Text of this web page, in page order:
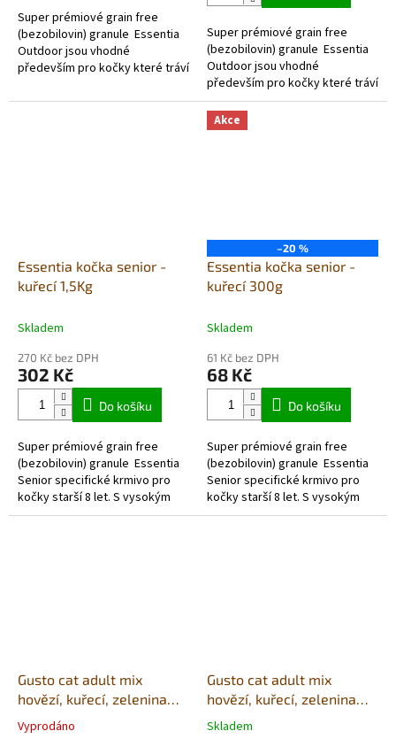
hvězdiček.
Super prémiové grain free
(bezobilovin) granule Essentia
Outdoor jsou vhodné
především pro kočky které tráví
Poskytují těm aktivnějším
Super prémiové grain free
(bezobilovin) granule Essentia
Outdoor jsou vhodné
především pro kočky které tráví
většinu času mimo domov.
Poskytují těm aktivnějším
kočkám spousty...
Essentia kočka senior -
kuřecí 1,5Kg
Skladem
270 Kč bez DPH
302 Kč
Do košíku
Super prémiové grain free
(bezobilovin) granule Essentia
Senior specifické krmivo pro
kočky starší 8 let. S vysokým
obsahem kvalitních a vysoce
Akce
–20 %
Essentia kočka senior -
kuřecí 300g
Skladem
61 Kč bez DPH
68 Kč
Do košíku
Super prémiové grain free
(bezobilovin) granule Essentia
Senior specifické krmivo pro
kočky starší 8 let. S vysokým
obsahem kvalitních a vysoce...
Gusto cat adult mix
hovězí, kuřecí, zelenina
0,5kg
Průměrné
Vyprodáno
Gusto cat adult mix
hovězí, kuřecí, zelenina
20kg
Průměrné
Skladem